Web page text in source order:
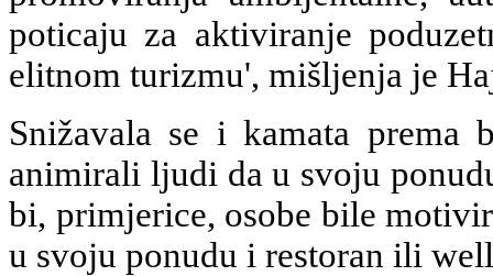
poticaju za aktiviranje
elitnom turizmu', mišljenja je
Snižavala se i kamata prema
animirali ljudi da u svoju
bi, primjerice, osobe bile
u svoju ponudu i restoran ili